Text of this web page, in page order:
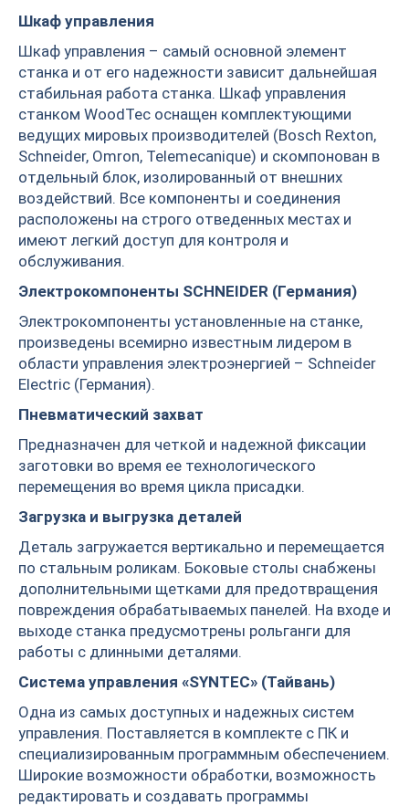
Шкаф управления
Шкаф управления – самый основной элемент
станка и от его надежности зависит дальнейшая
стабильная работа станка. Шкаф управления
станком WoodTec оснащен комплектующими
ведущих мировых производителей (Bosch Rexton,
Schneider, Omron, Telemecanique) и скомпонован в
отдельный блок, изолированный от внешних
воздействий. Все компоненты и соединения
расположены на строго отведенных местах и
имеют легкий доступ для контроля и
обслуживания.
Электрокомпоненты SCHNEIDER (Германия)
Электрокомпоненты установленные на станке,
произведены всемирно известным лидером в
области управления электроэнергией – Schneider
Electric (Германия).
Пневматический захват
Предназначен для четкой и надежной фиксации
заготовки во время ее технологического
перемещения во время цикла присадки.
Загрузка и выгрузка деталей
Деталь загружается вертикально и перемещается
по стальным роликам. Боковые столы снабжены
дополнительными щетками для предотвращения
повреждения обрабатываемых панелей. На входе и
выходе станка предусмотрены рольганги для
работы с длинными деталями.
Система управления «SYNTEC» (Тайвань)
Одна из самых доступных и надежных систем
управления. Поставляется в комплекте с ПК и
специализированным программным обеспечением.
Широкие возможности обработки, возможность
редактировать и создавать программы